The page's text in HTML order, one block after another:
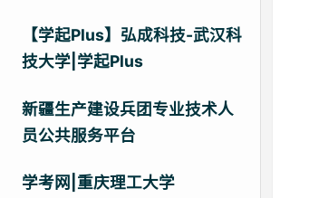
【学起Plus】弘成科技-武汉科
技大学|学起Plus
新疆生产建设兵团专业技术人
员公共服务平台
学考网|重庆理工大学